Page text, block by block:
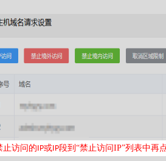
止访问的IP或IP段到“禁止访问IP”列表中再